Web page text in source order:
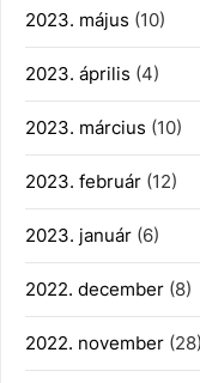
2023. május (10)
2023. április (4)
2023. március (10)
2023. február (12)
2023. január (6)
2022. december (8)
2022. november (28)